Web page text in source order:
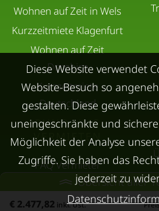
Übersicht aller
€ 2.477,82 inkl. Ust.
Wohnen auf Zeit in Wels
Kurzzeitmiete Klagenfurt
Wohnen auf Zeit
Dornbirn
Kurzzeitmiete
Deutschland
RUND UMS
VERMIETEN
FAQ Vermieter
Immobilie vermieten
Leerstandsabgabe
Diese Website verwendet
Website-Besuch so
gestalten. Diese
uneingeschränkte und
Möglichkeit der Analyse
Zugriffe. Sie haben das
jederzeit zu